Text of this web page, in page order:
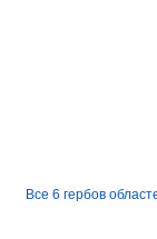
Все 6 гербов